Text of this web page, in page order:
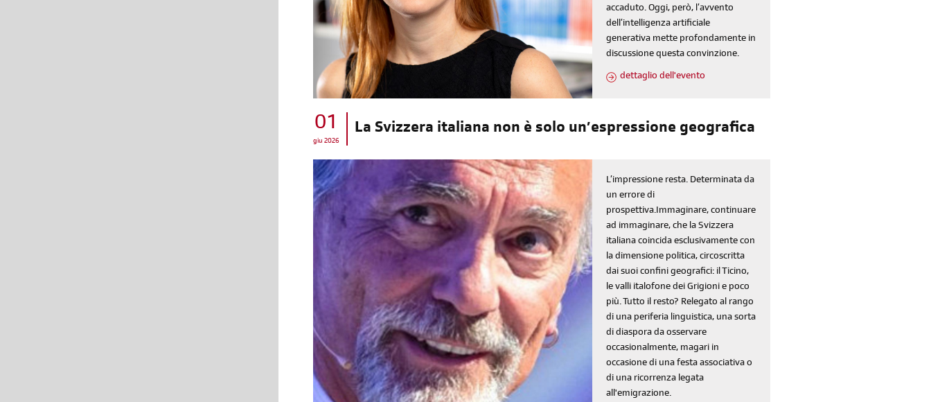
accaduto. Oggi, però, l’avvento
dell’intelligenza artificiale
generativa mette profondamente in
discussione questa convinzione.
dettaglio dell'evento
01
giu 2026
La Svizzera italiana non è solo un’espressione geografica
L’impressione resta. Determinata da
un errore di
prospettiva.Immaginare, continuare
ad immaginare, che la Svizzera
italiana coincida esclusivamente con
la dimensione politica, circoscritta
dai suoi confini geografici: il Ticino,
le valli italofone dei Grigioni e poco
più. Tutto il resto? Relegato al rango
di una periferia linguistica, una sorta
di diaspora da osservare
occasionalmente, magari in
occasione di una festa associativa o
di una ricorrenza legata
all'emigrazione.